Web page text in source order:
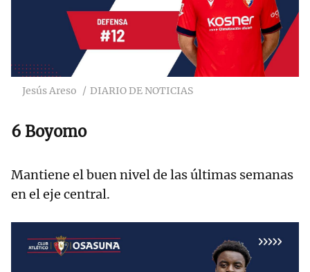
Jesús Areso DIARIO DE NOTICIAS
6 Boyomo
Mantiene el buen nivel de las últimas semanas
en el eje central.